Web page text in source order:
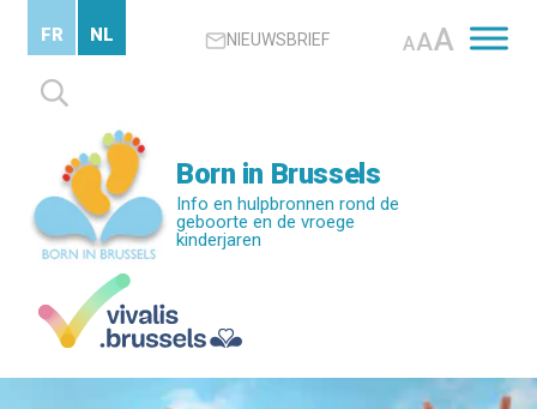
content
NIEUWSBRIEF AAA
Zoeken
naar:
FR NL
Born in Brussels
Info en hulpbronnen rond de
geboorte en de vroege
kinderjaren